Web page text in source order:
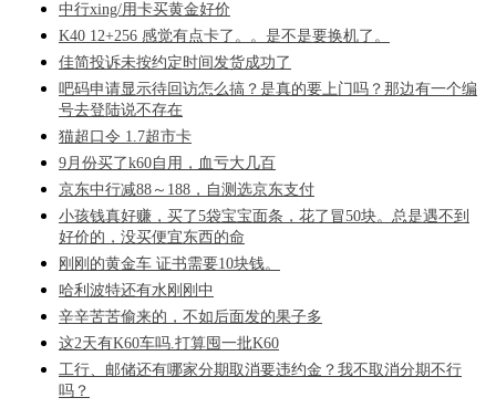
中行xing/用卡买黄金好价
K40 12+256 感觉有点卡了。。是不是要换机了。
佳简投诉未按约定时间发货成功了
吧码申请显示待回访怎么搞？是真的要上门吗？那边有一个编
号去登陆说不存在
猫超口令 1.7超市卡
9月份买了k60自用，血亏大几百
京东中行减88～188，自测选京东支付
小孩钱真好赚，买了5袋宝宝面条，花了冒50块。总是遇不到
好价的，没买便宜东西的命
刚刚的黄金车 证书需要10块钱。
哈利波特还有水刚刚中
辛辛苦苦偷来的，不如后面发的果子多
这2天有K60车吗.打算囤一批K60
工行、邮储还有哪家分期取消要违约金？我不取消分期不行
吗？